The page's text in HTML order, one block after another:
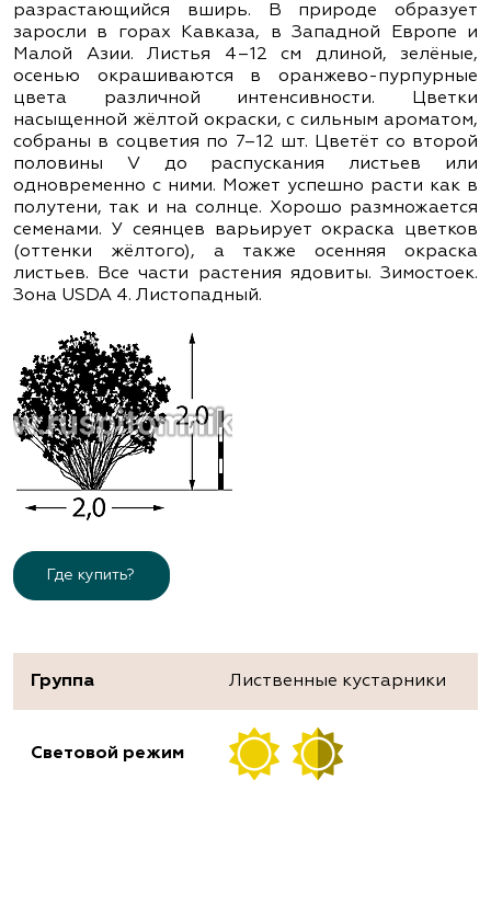
разрастающийся вширь. В природе образует
заросли в горах Кавказа, в Западной Европе и
Малой Азии. Листья 4–12 см длиной, зелёные,
осенью окрашиваются в оранжево-пурпурные
цвета различной интенсивности. Цветки
насыщенной жёлтой окраски, с сильным ароматом,
собраны в соцветия по 7–12 шт. Цветёт со второй
половины V до распускания листьев или
одновременно с ними. Может успешно расти как в
полутени, так и на солнце. Хорошо размножается
семенами. У сеянцев варьирует окраска цветков
(оттенки жёлтого), а также осенняя окраска
листьев. Все части растения ядовиты. Зимостоек.
Зона USDA 4. Листопадный.
Где купить?
Группа Лиственные кустарники
Световой режим